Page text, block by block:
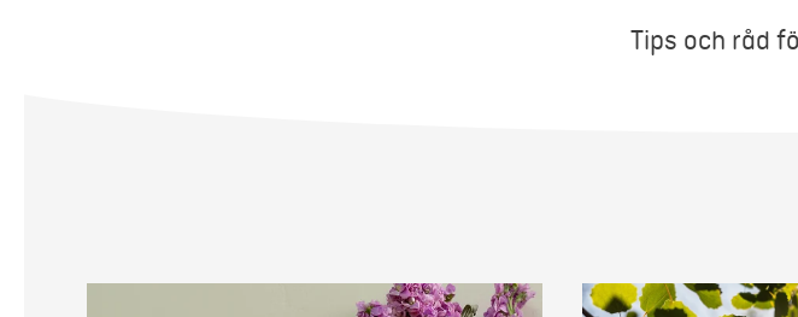
Tips och råd